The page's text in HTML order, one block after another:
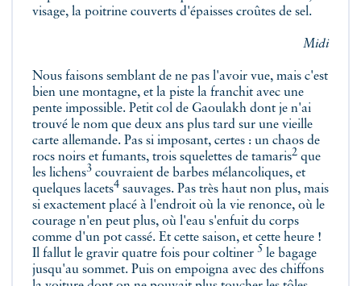
visage, la poitrine couverts d'épaisses croûtes de sel.
Midi
Nous faisons semblant de ne pas l'avoir vue, mais c'est
bien une montagne, et la piste la franchit avec une
pente impossible. Petit col de Gaoulakh dont je n'ai
trouvé le nom que deux ans plus tard sur une vieille
carte allemande. Pas si imposant, certes : un chaos de
rocs noirs et fumants, trois squelettes de tamaris2 que
les lichens3 couvraient de barbes mélancoliques, et
quelques lacets4 sauvages. Pas très haut non plus, mais
si exactement placé à l'endroit où la vie renonce, où le
courage n'en peut plus, où l'eau s'enfuit du corps
comme d'un pot cassé. Et cette saison, et cette heure !
Il fallut le gravir quatre fois pour coltiner 5 le bagage
jusqu'au sommet. Puis on empoigna avec des chiffons